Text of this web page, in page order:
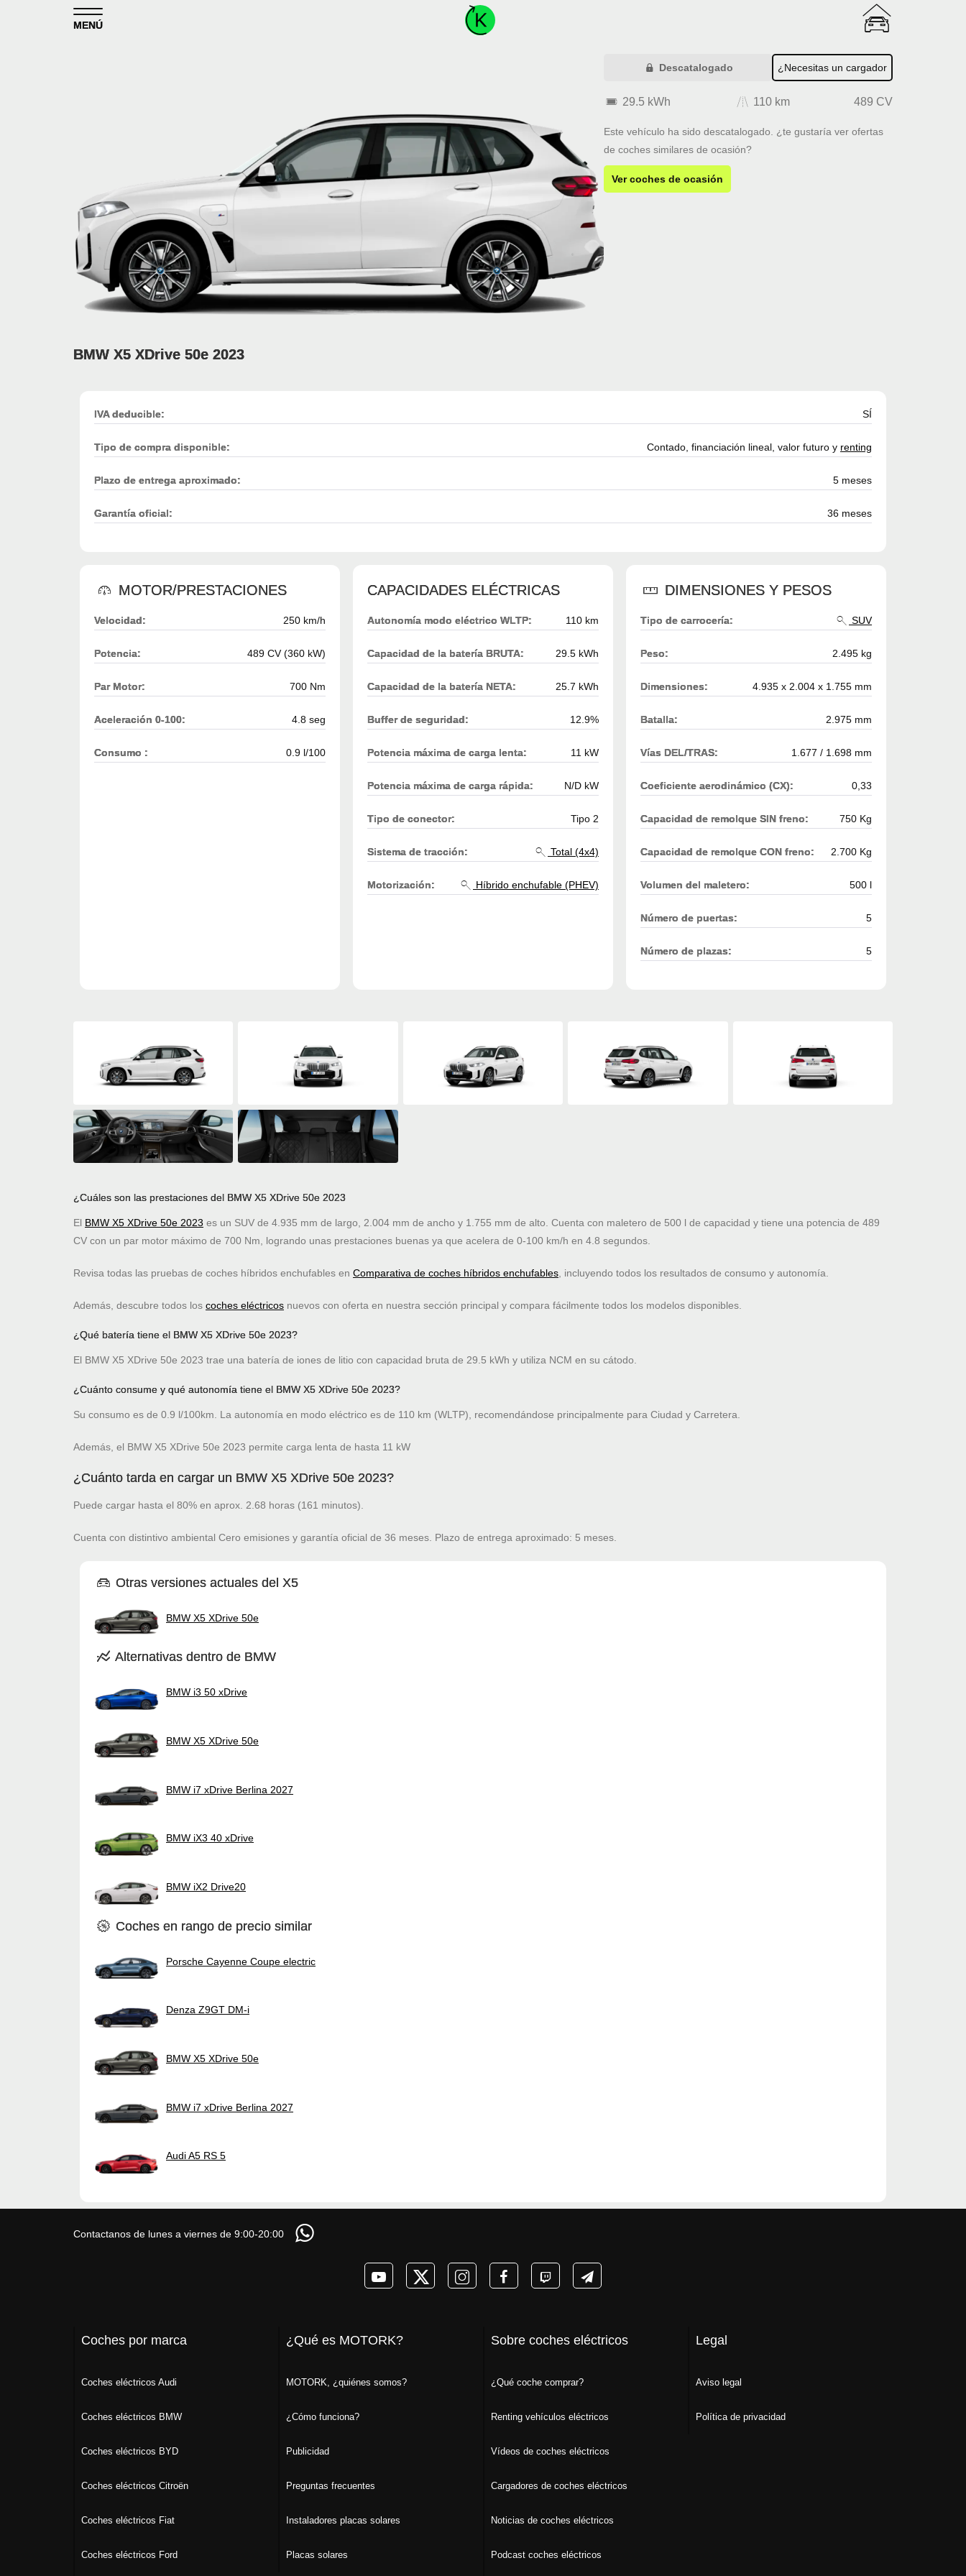
MENÚ
Descatalogado ¿Necesitas un cargador
29.5 kWh 110 km 489 CV
Este vehículo ha sido descatalogado. ¿te gustaría ver ofertas
de coches similares de ocasión?
Ver coches de ocasión
BMW X5 XDrive 50e 2023
IVA deducible: SÍ
Tipo de compra disponible: Contado, financiación lineal, valor futuro y renting
Plazo de entrega aproximado: 5 meses
Garantía oficial: 36 meses
MOTOR/PRESTACIONES
Velocidad: 250 km/h
Potencia: 489 CV (360 kW)
Par Motor: 700 Nm
Aceleración 0-100: 4.8 seg
Consumo : 0.9 l/100
CAPACIDADES ELÉCTRICAS
Autonomía modo eléctrico WLTP: 110 km
Capacidad de la batería BRUTA: 29.5 kWh
Capacidad de la batería NETA: 25.7 kWh
Buffer de seguridad: 12.9%
Potencia máxima de carga lenta: 11 kW
Potencia máxima de carga rápida: N/D kW
Tipo de conector: Tipo 2
Sistema de tracción: Total (4x4)
Motorización: Híbrido enchufable (PHEV)
DIMENSIONES Y PESOS
Tipo de carrocería: SUV
Peso: 2.495 kg
Dimensiones: 4.935 x 2.004 x 1.755 mm
Batalla: 2.975 mm
Vías DEL/TRAS: 1.677 / 1.698 mm
Coeficiente aerodinámico (CX): 0,33
Capacidad de remolque SIN freno: 750 Kg
Capacidad de remolque CON freno: 2.700 Kg
Volumen del maletero: 500 l
Número de puertas: 5
Número de plazas: 5
¿Cuáles son las prestaciones del BMW X5 XDrive 50e 2023
El BMW X5 XDrive 50e 2023 es un SUV de 4.935 mm de largo, 2.004 mm de ancho y 1.755 mm de alto. Cuenta con maletero de 500 l de capacidad y tiene una potencia de 489
CV con un par motor máximo de 700 Nm, logrando unas prestaciones buenas ya que acelera de 0-100 km/h en 4.8 segundos.
Revisa todas las pruebas de coches híbridos enchufables en Comparativa de coches híbridos enchufables , incluyendo todos los resultados de consumo y autonomía.
Además, descubre todos los coches eléctricos nuevos con oferta en nuestra sección principal y compara fácilmente todos los modelos disponibles.
¿Qué batería tiene el BMW X5 XDrive 50e 2023?
El BMW X5 XDrive 50e 2023 trae una batería de iones de litio con capacidad bruta de 29.5 kWh y utiliza NCM en su cátodo.
¿Cuánto consume y qué autonomía tiene el BMW X5 XDrive 50e 2023?
Su consumo es de 0.9 l/100km. La autonomía en modo eléctrico es de 110 km (WLTP), recomendándose principalmente para Ciudad y Carretera.
Además, el BMW X5 XDrive 50e 2023 permite carga lenta de hasta 11 kW
¿Cuánto tarda en cargar un BMW X5 XDrive 50e 2023?
Puede cargar hasta el 80% en aprox. 2.68 horas (161 minutos).
Cuenta con distintivo ambiental Cero emisiones y garantía oficial de 36 meses. Plazo de entrega aproximado: 5 meses.
Otras versiones actuales del X5
BMW X5 XDrive 50e
Alternativas dentro de BMW
BMW i3 50 xDrive
BMW X5 XDrive 50e
BMW i7 xDrive Berlina 2027
BMW iX3 40 xDrive
BMW iX2 Drive20
Coches en rango de precio similar
Porsche Cayenne Coupe electric
Denza Z9GT DM-i
BMW X5 XDrive 50e
BMW i7 xDrive Berlina 2027
Audi A5 RS 5
Contactanos de lunes a viernes de 9:00-20:00
Coches por marca
Coches eléctricos Audi
Coches eléctricos BMW
Coches eléctricos BYD
Coches eléctricos Citroën
Coches eléctricos Fiat
Coches eléctricos Ford
¿Qué es MOTORK?
MOTORK, ¿quiénes somos?
¿Cómo funciona?
Publicidad
Preguntas frecuentes
Instaladores placas solares
Placas solares
Sobre coches eléctricos
¿Qué coche comprar?
Renting vehículos eléctricos
Vídeos de coches eléctricos
Cargadores de coches eléctricos
Noticias de coches eléctricos
Podcast coches eléctricos
Legal
Aviso legal
Política de privacidad